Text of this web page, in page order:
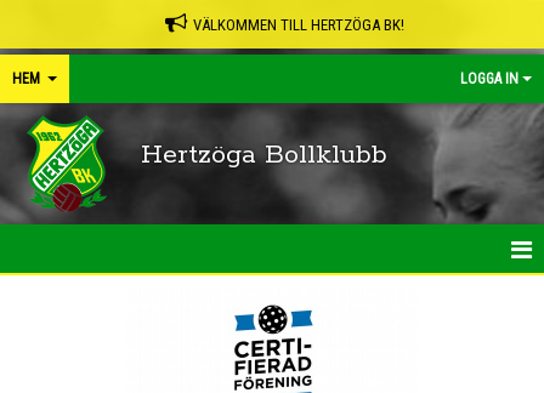
VÄLKOMMEN TILL HERTZÖGA BK!
HEM LOGGA IN
Hertzöga Bollklubb